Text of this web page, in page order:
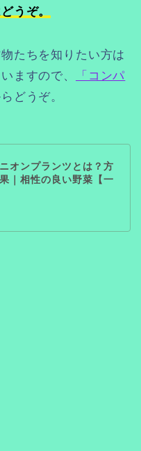
うぞ。
たちを知りたい方は
ますので、
「コンパ
どうぞ。
オンプランツとは？方
｜相性の良い野菜【一